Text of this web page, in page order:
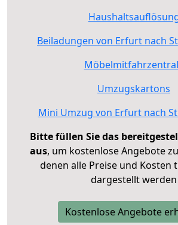
Beiladungen von Erfurt nach
Umzugskartons
Mini Umzug von Erfurt nach
Bitte füllen Sie das
aus, um kostenlose Angebote
denen alle Preise und Kosten
dargestellt werden
Kostenlose Angebote